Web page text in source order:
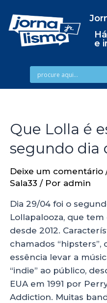
e
Que Lolla é
segundo dia
Deixe um comentário
Sala33 / Por admin
Dia 29/04 foi o
Lollapalooza, que
desde 2012.
chamados “hipsters”,
essência levar a
“indie” ao público,
EUA em 1991 por
Addiction. Muitas